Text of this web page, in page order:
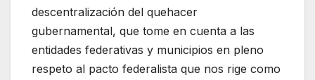
descentralización del quehacer
gubernamental, que tome en cuenta a las
entidades federativas y municipios en pleno
respeto al pacto federalista que nos rige como